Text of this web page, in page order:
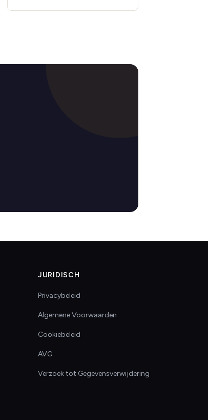
JURIDISCH
Privacybeleid
Algemene Voorwaarden
Cookiebeleid
AVG
Verzoek tot Gegevensverwijdering